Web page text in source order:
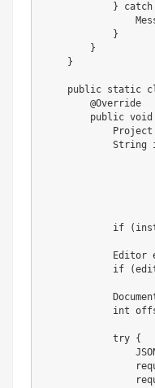
}
catch
}
}
}
public static
@Override
public void
Project
String
if (
Editor
if
(
int
try {